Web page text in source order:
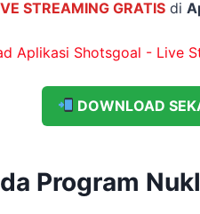
STREAMING GRATIS di
DOWNLOAD
Program